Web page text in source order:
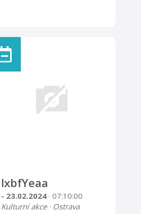
lxbfYeaa
- 23.02.2024 · 07:10:00
Kulturní akce · Ostrava